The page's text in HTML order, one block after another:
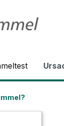
springen